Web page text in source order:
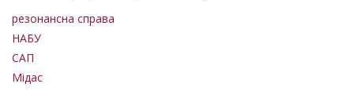
резонансна справа
НАБУ
САП
Мідас